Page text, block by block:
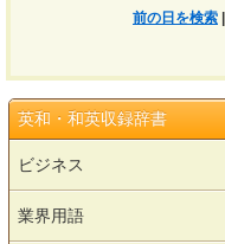
前の日を検索
英和・和英収録辞書
ビジネス
業界用語